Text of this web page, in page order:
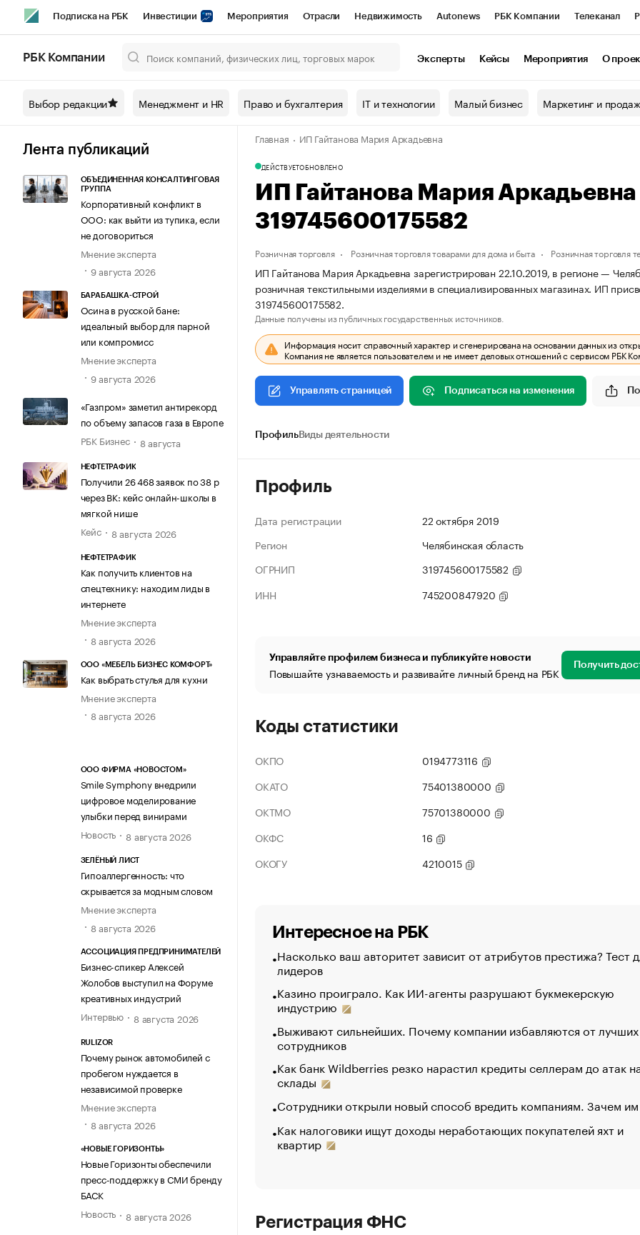
Подписка на РБК Инвестиции Мероприятия Отрасли Недвижимость Autonews РБК Компании Телеканал
Спецпроекты СПб Конференции СПб Спецпроекты Проверка контрагентов
Технологии и медиа Рынок наличной валюты
РБК Компании Эксперты Кейсы Мероприятия О
Выбор редакции Менеджмент и HR Право и бухгалтерия IT и технологии Малый бизнес Маркетинг и
Лента публикаций
ОБЪЕДИНЕННАЯ КОНСАЛТИНГОВАЯ
ГРУППА
Корпоративный конфликт в
ООО: как выйти из тупика, если
не договориться
Мнение эксперта
9 августа 2026
БАРАБАШКА-СТРОЙ
Осина в русской бане:
идеальный выбор для парной
или компромисс
Мнение эксперта
9 августа 2026
«Газпром» заметил антирекорд
по объему запасов газа в Европе
РБК Бизнес
8 августа
НЕФТЕТРАФИК
Получили 26 468 заявок по 38 р
через ВК: кейс онлайн-школы в
мягкой нише
Кейс
8 августа 2026
НЕФТЕТРАФИК
Как получить клиентов на
спецтехнику: находим лиды в
интернете
Мнение эксперта
8 августа 2026
ООО «МЕБЕЛЬ БИЗНЕС КОМФОРТ»
Как выбрать стулья для кухни
Мнение эксперта
8 августа 2026
ООО ФИРМА «НОВОСТОМ»
Smile Symphony внедрили
цифровое моделирование
улыбки перед винирами
Новость
8 августа 2026
ЗЕЛЁНЫЙ ЛИСТ
Гипоаллергенность: что
скрывается за модным словом
Мнение эксперта
8 августа 2026
АССОЦИАЦИЯ ПРЕДПРИНИМАТЕЛЕЙ
Бизнес-спикер Алексей
Жолобов выступил на Форуме
креативных индустрий
Интервью
8 августа 2026
RULIZOR
Почему рынок автомобилей с
пробегом нуждается в
независимой проверке
Мнение эксперта
8 августа 2026
«НОВЫЕ ГОРИЗОНТЫ»
Новые Горизонты обеспечили
пресс-поддержку в СМИ бренду
БАСК
Новость
8 августа 2026
Главная ИП Гайтанова Мария Аркадьевна
ДЕЙСТВУЕТОБНОВЛЕНО
ИП Гайтанова Мария
319745600175582
Розничная торговля Розничная торговля товарами для дома и быта Розничная торговля
ИП Гайтанова Мария Аркадьевна зарегистрирован 22.10.2019, в регионе —
розничная текстильными изделиями в специализированных магазинах. ИП
319745600175582.
Данные получены из публичных государственных источников.
Информация носит справочный характер и сгенерирована на основании данных из
Компания не является пользователем и не имеет деловых отношений с сервисом РБК
Управлять страницей Подписаться на изменения
ПрофильВиды деятельности
Профиль
Дата регистрации
22 октября 2019
Регион
Челябинская область
ОГРНИП
319745600175582
ИНН
745200847920
Управляйте профилем бизнеса и публикуйте новости
Повышайте узнаваемость и развивайте личный бренд на РБК Получить
Коды статистики
ОКПО
0194773116
ОКАТО
75401380000
ОКТМО
75701380000
ОКФС
16
ОКОГУ
4210015
Интересное на РБК
Насколько ваш авторитет зависит от атрибутов престижа? Тест
лидеров
Казино проиграло. Как ИИ-агенты разрушают букмекерскую
индустрию
Выживают сильнейших. Почему компании избавляются от лучших
сотрудников
Как банк Wildberries резко нарастил кредиты селлерам до атак
склады
Сотрудники открыли новый способ вредить компаниям. Зачем
Как налоговики ищут доходы неработающих покупателей яхт и
квартир
Регистрация ФНС